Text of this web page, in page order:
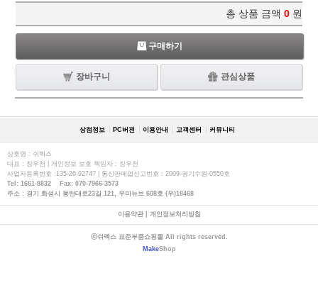
총 상품 금액 0 원
구매하기
장바구니 관심상품
상점정보 PC버젼 이용안내 고객센터 커뮤니티
상호명 : 쉬멕스
대표 : 장우천 | 개인정보 보호 책임자 : 장우천
사업자등록번호 :135-26-92747 | 통신판매업신고번호 : 2009-경기수원-0550호
Tel: 1661-8832 Fax: 070-7966-3573
주소 : 경기 화성시 동탄대로23길 121, 우미뉴브 608호 (우)18468
이용약관| 개인정보처리방침
ⓒ쉬멕스 표준부품쇼핑몰 All rights reserved.
MakeShop